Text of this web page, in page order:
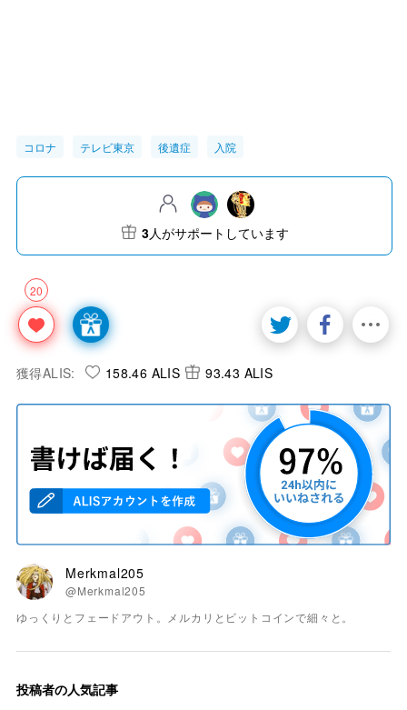
コロナ テレビ東京 後遺症 入院
20
3人がサポートしています
獲得ALIS: 158.46 ALIS 93.43 ALIS
Merkmal205
@Merkmal205
ゆっくりとフェードアウト。メルカリとビットコインで細々と。
投稿者の人気記事